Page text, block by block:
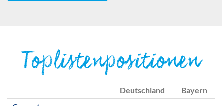
Toplistenpositionen
Deutschland
Bayern